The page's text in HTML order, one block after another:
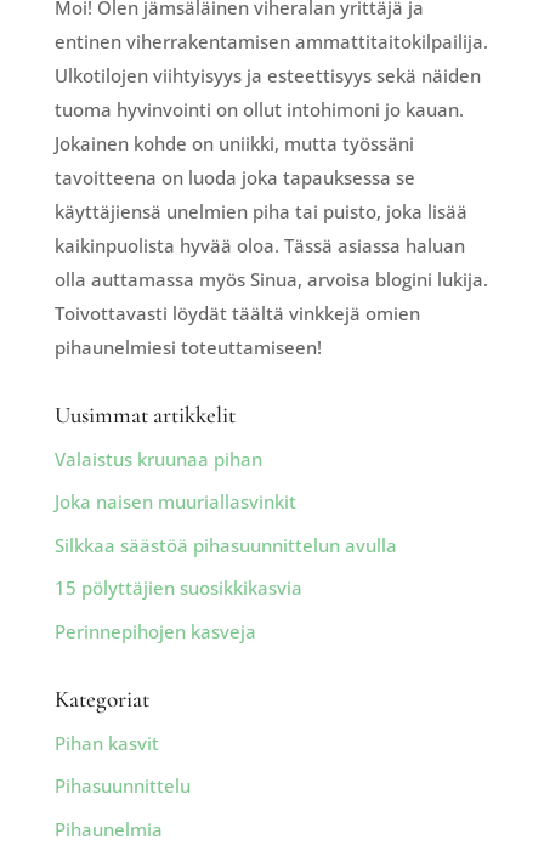
Moi! Olen jämsäläinen viheralan yrittäjä ja
entinen viherrakentamisen ammattitaitokilpailija.
Ulkotilojen viihtyisyys ja esteettisyys sekä näiden
tuoma hyvinvointi on ollut intohimoni jo kauan.
Jokainen kohde on uniikki, mutta työssäni
tavoitteena on luoda joka tapauksessa se
käyttäjiensä unelmien piha tai puisto, joka lisää
kaikinpuolista hyvää oloa. Tässä asiassa haluan
olla auttamassa myös Sinua, arvoisa blogini lukija.
Toivottavasti löydät täältä vinkkejä omien
pihaunelmiesi toteuttamiseen!
Uusimmat artikkelit
Valaistus kruunaa pihan
Joka naisen muuriallasvinkit
Silkkaa säästöä pihasuunnittelun avulla
15 pölyttäjien suosikkikasvia
Perinnepihojen kasveja
Kategoriat
Pihan kasvit
Pihasuunnittelu
Pihaunelmia